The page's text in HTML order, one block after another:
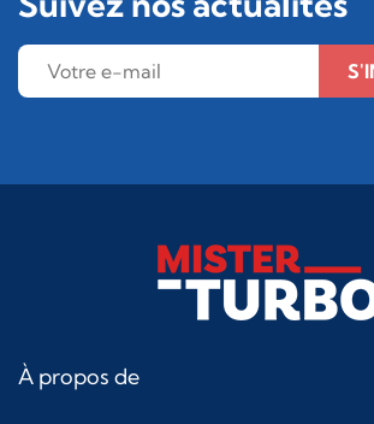
À propos de